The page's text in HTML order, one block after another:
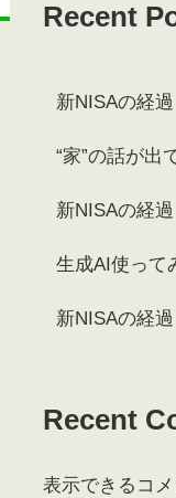
Recent
新NISAの経過
“家”の話が出
新NISAの経過
生成AI使って
新NISAの経過
Recent
表示できるコメ